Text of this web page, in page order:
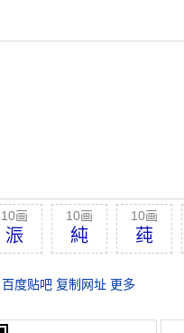
10画
浱
10画
純
10画
莼
百度贴吧 复制网址 更多